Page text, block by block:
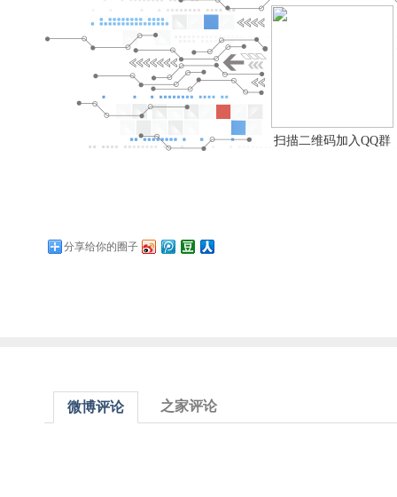
扫描二维码加入QQ群
分享给你的圈子
微博评论 之家评论